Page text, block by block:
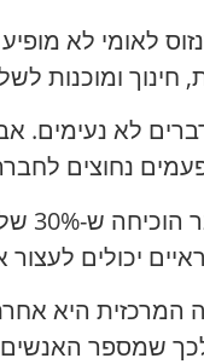
לאומי לא
חינוך ומוכנות
לא נעימים.
נחוצים
יכולים לעצור
המרכזית היא
שמספר